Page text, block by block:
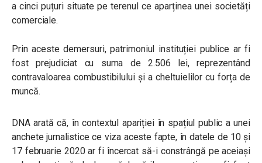
a cinci puțuri situate pe terenul ce aparținea unei societăți
comerciale.
Prin aceste demersuri, patrimoniul instituției publice ar fi
fost prejudiciat cu suma de 2.506 lei, reprezentând
contravaloarea combustibilului și a cheltuielilor cu forța de
muncă.
DNA arată că, în contextul apariției în spațiul public a unei
anchete jurnalistice ce viza aceste fapte, în datele de 10 și
17 februarie 2020 ar fi încercat să-i constrângă pe aceiași